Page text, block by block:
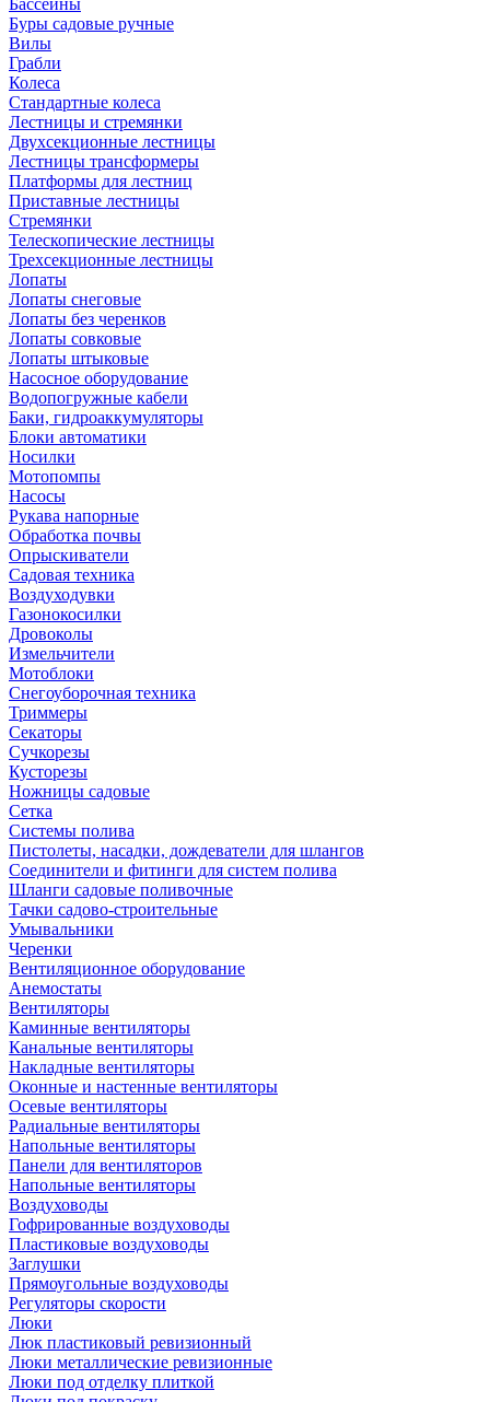
Бассейны
Буры садовые ручные
Вилы
Грабли
Колеса
Стандартные колеса
Лестницы и стремянки
Двухсекционные лестницы
Лестницы трансформеры
Платформы для лестниц
Приставные лестницы
Стремянки
Телескопические лестницы
Трехсекционные лестницы
Лопаты
Лопаты снеговые
Лопаты без черенков
Лопаты совковые
Лопаты штыковые
Насосное оборудование
Водопогружные кабели
Баки, гидроаккумуляторы
Блоки автоматики
Носилки
Мотопомпы
Насосы
Рукава напорные
Обработка почвы
Опрыскиватели
Садовая техника
Воздуходувки
Газонокосилки
Дровоколы
Измельчители
Мотоблоки
Снегоуборочная техника
Триммеры
Секаторы
Сучкорезы
Кусторезы
Ножницы садовые
Сетка
Системы полива
Пистолеты, насадки, дождеватели для шлангов
Соединители и фитинги для систем полива
Шланги садовые поливочные
Тачки садово-строительные
Умывальники
Черенки
Вентиляционное оборудование
Анемостаты
Вентиляторы
Каминные вентиляторы
Канальные вентиляторы
Накладные вентиляторы
Оконные и настенные вентиляторы
Осевые вентиляторы
Радиальные вентиляторы
Напольные вентиляторы
Панели для вентиляторов
Напольные вентиляторы
Воздуховоды
Гофрированные воздуховоды
Пластиковые воздуховоды
Заглушки
Прямоугольные воздуховоды
Регуляторы скорости
Люки
Люк пластиковый ревизионный
Люки металлические ревизионные
Люки под отделку плиткой